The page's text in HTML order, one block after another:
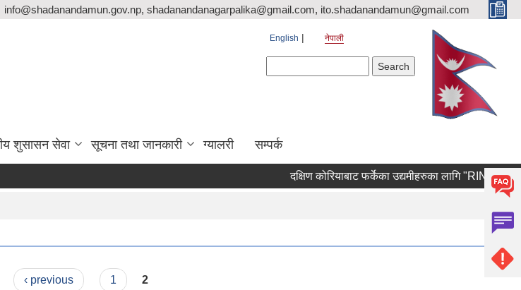
info@shadanandamun.gov.np, shadanandanagarpalika@gmail.com, ito.shadanandamun@gmail.com
English नेपाली
शुसासन सेवा सूचना तथा जानकारी ग्यालरी सम्पर्क
दक्षिण कोरियाबाट फर्केका उद्यमीहरुका लागि "RIN Cohort
‹ previous 1 2